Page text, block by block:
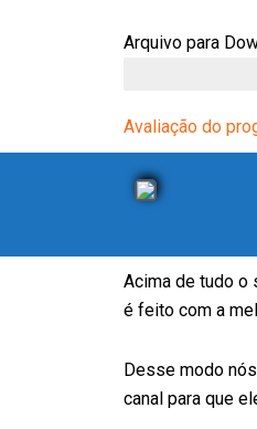
Arquivo para
Avaliação do
Acima de tudo o
é feito com a
Desse modo
canal para que